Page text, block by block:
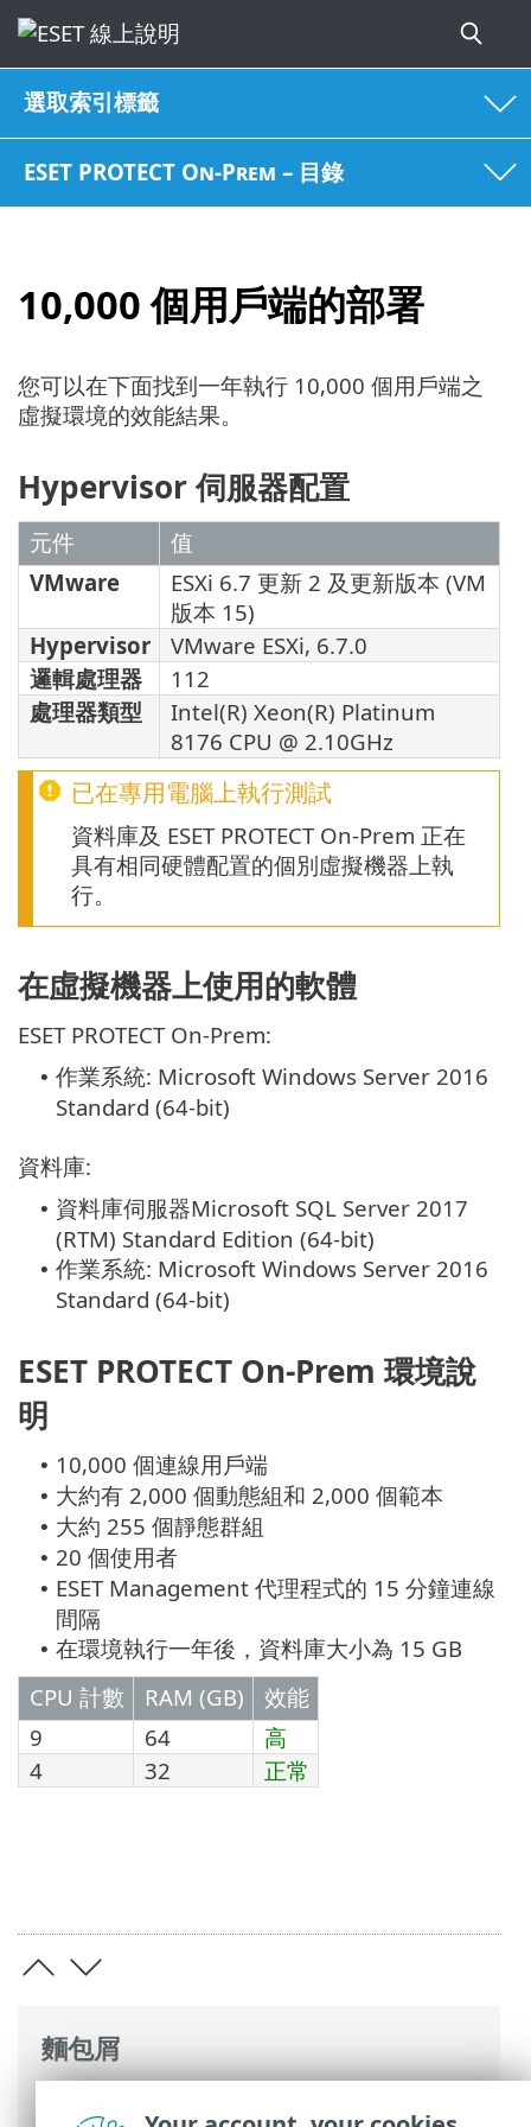
選取索引標籤
ESET PROTECT On-Prem – 目錄
10,000 個用戶端的部署
麵包屑
您可以在下面找到一年執行 10,000 個用戶端之
虛擬環境的效能結果。
Hypervisor 伺服器配置
元件
值
VMware
ESXi 6.7 更新 2 及更新版本 (VM
版本 15)
Hypervisor
VMware ESXi, 6.7.0
邏輯處理器
112
處理器類型
Intel(R) Xeon(R) Platinum
8176 CPU @ 2.10GHz
已在專用電腦上執行測試
資料庫及 ESET PROTECT On-Prem 正在
具有相同硬體配置的個別虛擬機器上執
行。
在虛擬機器上使用的軟體
ESET PROTECT On-Prem:
• 作業系統: Microsoft Windows Server 2016
Standard (64-bit)
資料庫:
• 資料庫伺服器Microsoft SQL Server 2017
(RTM) Standard Edition (64-bit)
• 作業系統: Microsoft Windows Server 2016
Standard (64-bit)
ESET PROTECT On-Prem 環境說
明
• 10,000 個連線用戶端
• 大約有 2,000 個動態組和 2,000 個範本
• 大約 255 個靜態群組
• 20 個使用者
• ESET Management 代理程式的 15 分鐘連線
間隔
• 在環境執行一年後，資料庫大小為 15 GB
CPU 計數
RAM (GB)
效能
9
64
高
4
32 正常